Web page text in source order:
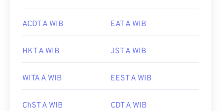
ACDT A WIB EAT A WIB
HKT A WIB JST A WIB
WITA A WIB EEST A WIB
ChST A WIB CDT A WIB